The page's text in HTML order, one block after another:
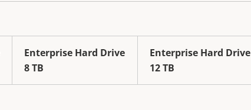
Enterprise Hard Drive
8 TB
Enterprise Hard Drive
12 TB